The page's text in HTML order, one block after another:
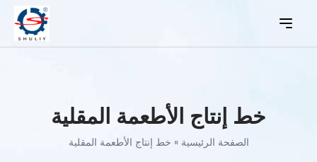
خط إنتاج الأطعمة المقلية
الصفحة الرئيسية » خط إنتاج الأطعمة المقلية